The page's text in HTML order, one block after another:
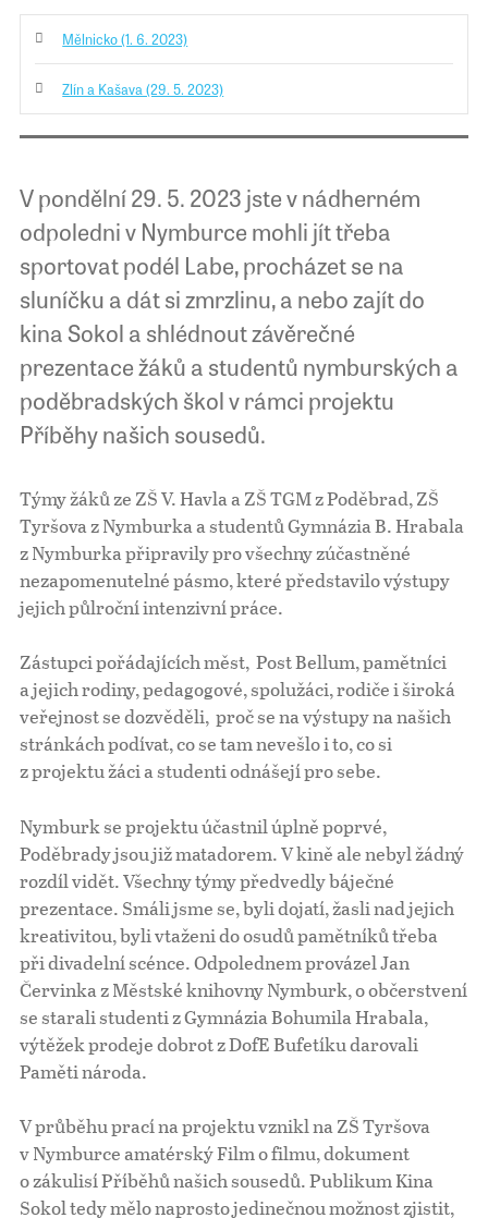
Mělnicko (1. 6. 2023)
Zlín a Kašava (29. 5. 2023)
V pondělní 29. 5. 2023 jste v nádherném
odpoledni v Nymburce mohli jít třeba
sportovat podél Labe, procházet se na
sluníčku a dát si zmrzlinu, a nebo zajít do
kina Sokol a shlédnout závěrečné
prezentace žáků a studentů nymburských a
poděbradských škol v rámci projektu
Příběhy našich sousedů.
Týmy žáků ze ZŠ V. Havla a ZŠ TGM z Poděbrad, ZŠ
Tyršova z Nymburka a studentů Gymnázia B. Hrabala
z Nymburka připravily pro všechny zúčastněné
nezapomenutelné pásmo, které představilo výstupy
jejich půlroční intenzivní práce.
Zástupci pořádajících měst, Post Bellum, pamětníci
a jejich rodiny, pedagogové, spolužáci, rodiče i široká
veřejnost se dozvěděli, proč se na výstupy na našich
stránkách podívat, co se tam nevešlo i to, co si
z projektu žáci a studenti odnášejí pro sebe.
Nymburk se projektu účastnil úplně poprvé,
Poděbrady jsou již matadorem. V kině ale nebyl žádný
rozdíl vidět. Všechny týmy předvedly báječné
prezentace. Smáli jsme se, byli dojatí, žasli nad jejich
kreativitou, byli vtaženi do osudů pamětníků třeba
při divadelní scénce. Odpolednem provázel Jan
Červinka z Městské knihovny Nymburk, o občerstvení
se starali studenti z Gymnázia Bohumila Hrabala,
výtěžek prodeje dobrot z DofE Bufetíku darovali
Paměti národa.
V průběhu prací na projektu vznikl na ZŠ Tyršova
v Nymburce amatérský Film o filmu, dokument
o zákulisí Příběhů našich sousedů. Publikum Kina
Sokol tedy mělo naprosto jedinečnou možnost zjistit,